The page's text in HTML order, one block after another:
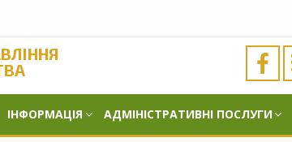
ІНФОРМАЦІЯ АДМІНІСТРАТИВНІ ПОСЛУГИ